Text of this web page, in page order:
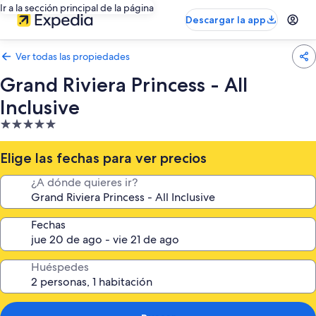
Ir a la sección principal de la página
Descargar la app
Ver todas las propiedades
Grand Riviera Princess - All
Inclusive
Propiedad
de
5.0
estrellas
Elige las fechas para ver precios
¿A dónde quieres ir?
Fechas
Huéspedes